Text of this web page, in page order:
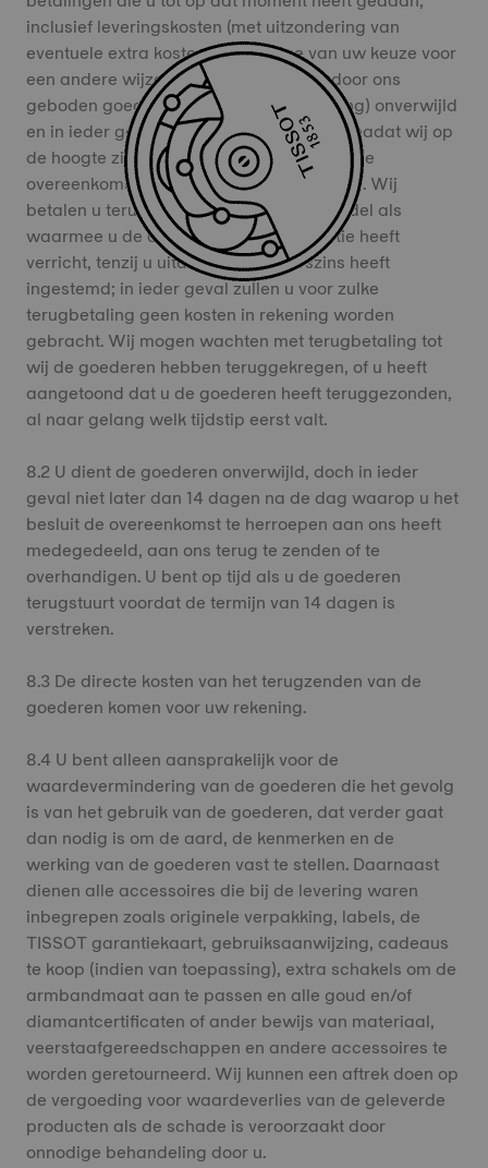
inclusief leveringskosten (met uitzondering van
eventuele extra kosten ten gevolge van uw keuze voor
een andere wijze van levering dan de door ons
geboden goedkoopste standaard levering) onverwijld
en in ieder geval niet later dan 14 dagen nadat wij op
de hoogte zijn gesteld van uw beslissing de
overeenkomst te herroepen, van ons terug. Wij
betalen u terug met hetzelfde betaalmiddel als
waarmee u de oorspronkelijke transactie heeft
verricht, tenzij u uitdrukkelijk anderszins heeft
ingestemd; in ieder geval zullen u voor zulke
terugbetaling geen kosten in rekening worden
gebracht. Wij mogen wachten met terugbetaling tot
wij de goederen hebben teruggekregen, of u heeft
aangetoond dat u de goederen heeft teruggezonden,
al naar gelang welk tijdstip eerst valt.
8.2 U dient de goederen onverwijld, doch in ieder
geval niet later dan 14 dagen na de dag waarop u het
besluit de overeenkomst te herroepen aan ons heeft
medegedeeld, aan ons terug te zenden of te
overhandigen. U bent op tijd als u de goederen
terugstuurt voordat de termijn van 14 dagen is
verstreken.
8.3 De directe kosten van het terugzenden van de
goederen komen voor uw rekening.
8.4 U bent alleen aansprakelijk voor de
waardevermindering van de goederen die het gevolg
is van het gebruik van de goederen, dat verder gaat
dan nodig is om de aard, de kenmerken en de
werking van de goederen vast te stellen. Daarnaast
dienen alle accessoires die bij de levering waren
inbegrepen zoals originele verpakking, labels, de
TISSOT garantiekaart, gebruiksaanwijzing, cadeaus
te koop (indien van toepassing), extra schakels om de
armbandmaat aan te passen en alle goud en/of
diamantcertificaten of ander bewijs van materiaal,
veerstaafgereedschappen en andere accessoires te
worden geretourneerd. Wij kunnen een aftrek doen op
de vergoeding voor waardeverlies van de geleverde
producten als de schade is veroorzaakt door
onnodige behandeling door u.